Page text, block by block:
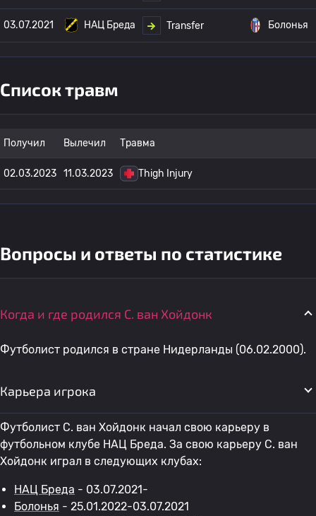
03.07.2021 НАЦ Бреда Transfer Болонья
Список травм
Получил Вылечил Травма
02.03.2023 11.03.2023 Thigh Injury
Вопросы и ответы по статистике
Когда и где родился С. ван Хойдонк
Футболист родился в стране Нидерланды (06.02.2000).
Карьера игрока
Футболист С. ван Хойдонк начал свою карьеру в
футбольном клубе НАЦ Бреда. За свою карьеру С. ван
Хойдонк играл в следующих клубах:
НАЦ Бреда - 03.07.2021-
Болонья - 25.01.2022-03.07.2021